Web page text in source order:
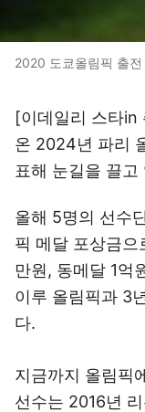
2020 도쿄올림픽 출
[이데일리 스타in
온 2024년 파리
표해 눈길을 끌고
올해 5명의 선수
픽 메달 포상금
만원, 동메달 1억
이루 올림픽과 3
다.
지금까지 올림픽
선수는 2016년